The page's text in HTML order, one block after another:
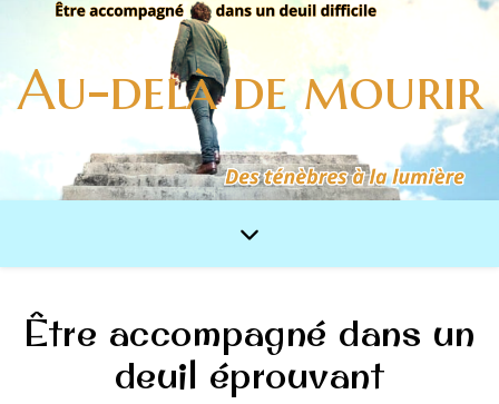
Au-delà de mourir
Être accompagné dans un
deuil éprouvant